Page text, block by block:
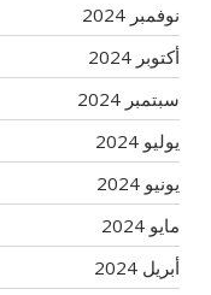
نوفمبر 2024
أكتوبر 2024
سبتمبر 2024
يوليو 2024
يونيو 2024
مايو 2024
أبريل 2024